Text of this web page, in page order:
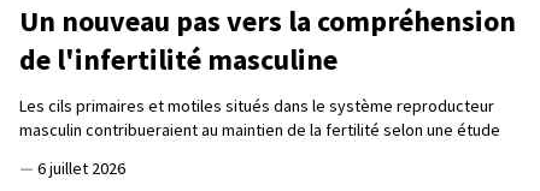
Un nouveau pas vers la compréhension
de l'infertilité masculine
Les cils primaires et motiles situés dans le système reproducteur
masculin contribueraient au maintien de la fertilité selon une étude
— 6 juillet 2026